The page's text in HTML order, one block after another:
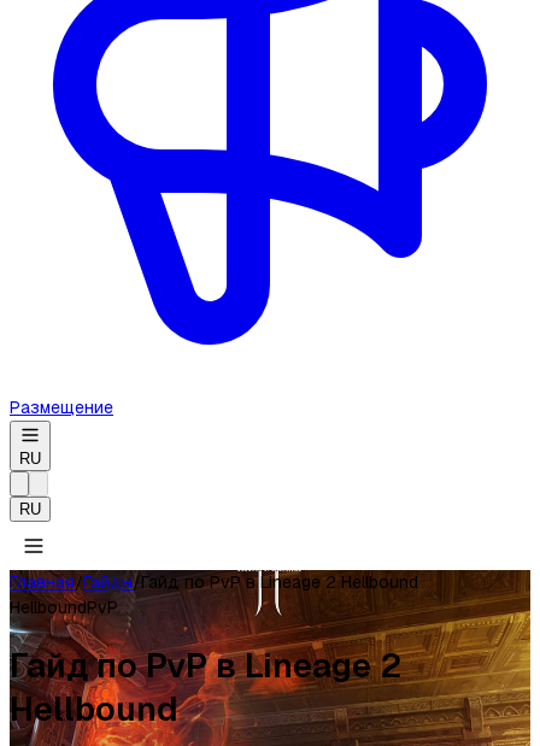
Размещение
RU
RU
Главная/Гайды/Гайд по PvP в Lineage 2 Hellbound
HellboundPvP
Гайд по PvP в Lineage 2
Hellbound